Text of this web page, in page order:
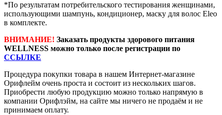
*По результатам потребительского тестирования женщинами,
использующими шампунь, кондиционер, маску для волос Eleo
в комплекте.
ВНИМАНИЕ! Заказать продукты здорового питания
WELLNESS можно только после регистрации по
ССЫЛКЕ
Процедура покупки товара в нашем Интернет-магазине
Орифлейм очень проста и состоит из нескольких шагов.
Приобрести любую продукцию можно только напрямую в
компании Орифлэйм, на сайте мы ничего не продаём и не
принимаем оплату.